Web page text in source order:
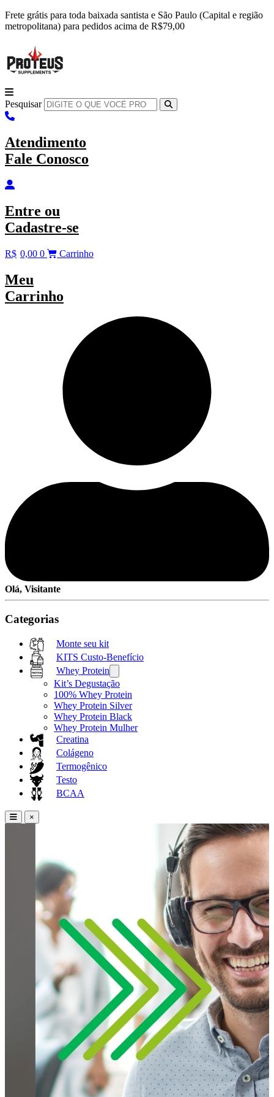
Ir
para
conteúdo
Frete grátis para toda baixada santista e São Paulo (Capital e região
metropolitana) para pedidos acima de R$79,00
Pesquisar
Atendimento
Fale Conosco
Entre ou
Cadastre-se
R$ 0,00 0 Carrinho
Meu
Carrinho
Olá, Visitante
Categorias
Monte seu kit
KITS Custo-Benefício
Whey Protein
Kit’s Degustação
100% Whey Protein
Whey Protein Silver
Whey Protein Black
Whey Protein Mulher
Creatina
Colágeno
Termogênico
Testo
BCAA
×